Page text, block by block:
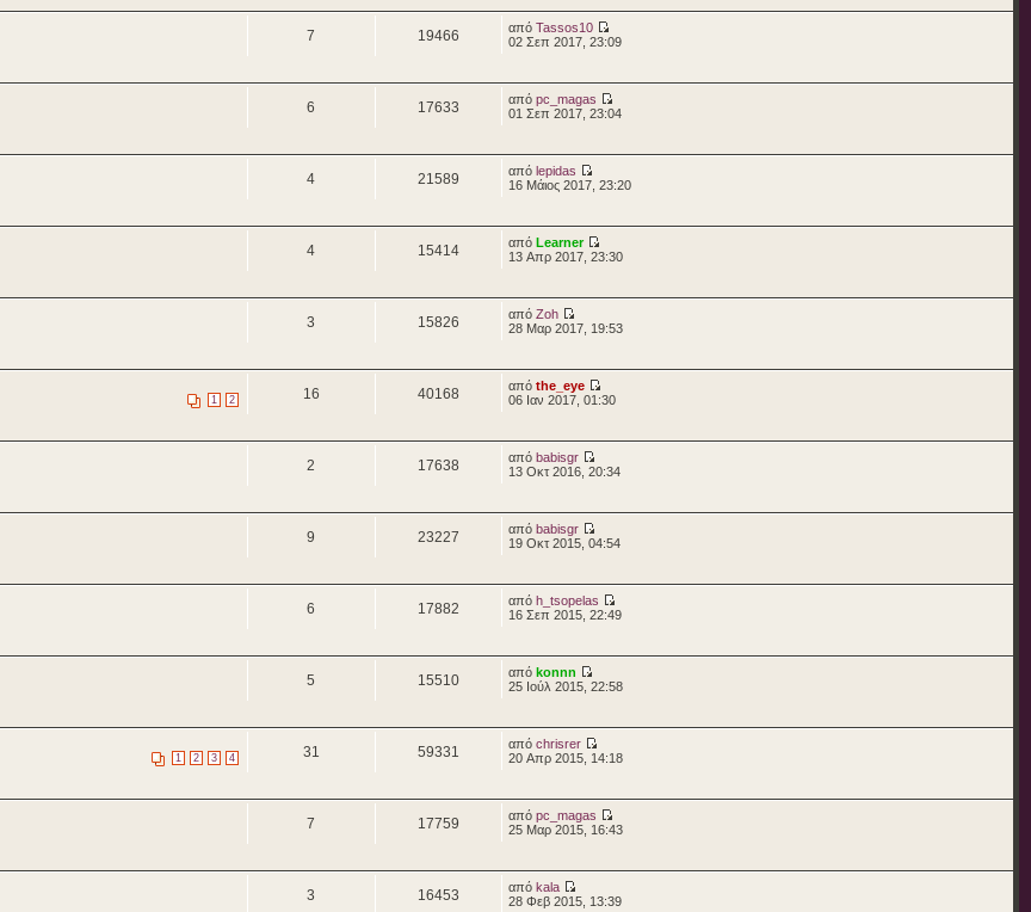
7 19466 από Tassos10
02 Σεπ 2017, 23:09
6 17633 από pc_magas
01 Σεπ 2017, 23:04
4 21589 από lepidas
16 Μάιος 2017, 23:20
4 15414 από Learner
13 Απρ 2017, 23:30
3 15826 από Zoh
28 Μαρ 2017, 19:53
1 2 16 40168 από the_eye
06 Ιαν 2017, 01:30
2 17638 από babisgr
13 Οκτ 2016, 20:34
9 23227 από babisgr
19 Οκτ 2015, 04:54
6 17882 από h_tsopelas
16 Σεπ 2015, 22:49
5 15510 από konnn
25 Ιούλ 2015, 22:58
1 2 3 4 31 59331 από chrisrer
20 Απρ 2015, 14:18
7 17759 από pc_magas
25 Μαρ 2015, 16:43
3 16453 από kala
28 Φεβ 2015, 13:39